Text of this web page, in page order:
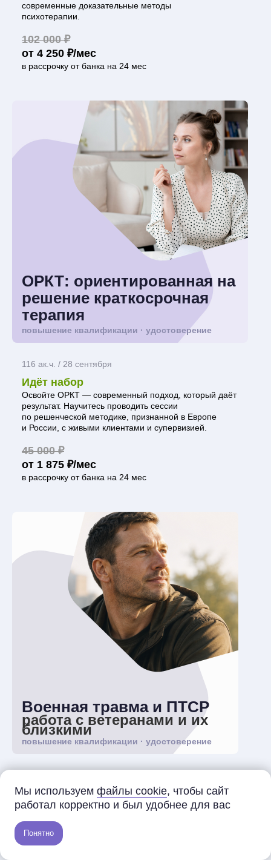
современные доказательные методы
психотерапии.
102 000 ₽
от 4 250 ₽/мес
в рассрочку от банка на 24 мес
ОРКТ: ориентированная на
решение краткосрочная
терапия
повышение квалификации · удостоверение
116 ак.ч. / 28 сентября
Идёт набор
Освойте ОРКТ — современный подход, который даёт
результат. Научитесь проводить сессии
по решенческой методике, признанной в Европе
и России, с живыми клиентами и супервизией.
45 000 ₽
от 1 875 ₽/мес
в рассрочку от банка на 24 мес
Военная травма и ПТСР
работа с ветеранами и их
близкими
повышение квалификации · удостоверение
Идёт набор
Освойте диагностику, планирование терапии и
опытом, ветеранам и их близким.
Мы используем файлы cookie, чтобы сайт
работал корректно и был удобнее для вас
Понятно